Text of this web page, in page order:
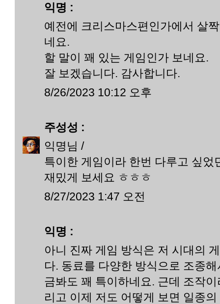
익명 :
예전에 크리스마스편인가에서 살
네요.
할 말이 꽤 있는 게임인가 보네요.
잘 보겠습니다. 감사합니다.
8/26/2023 10:12 오후
주성성 :
익명님 /
특이한 게임이라 한번 다루고 싶었
재밌게 보세요 ㅎㅎㅎ
8/27/2023 1:47 오전
익명 :
아니 진짜 게임 방식은 저 시대의
다. 동료를 다양한 방식으로 조종
금봐도 꽤 특이하네요. 근데 조작
리고 이제 저도 어떻게 보면 일종